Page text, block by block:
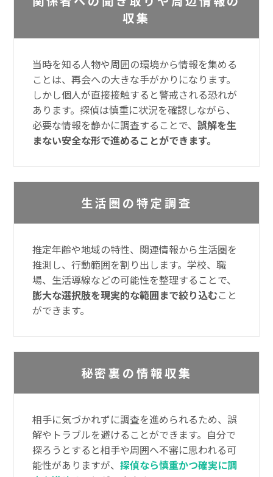
収集
当時を知る人物や周囲の環境から情報を集める
ことは、再会への大きな手がかりになります。
しかし個人が直接接触すると警戒される恐れが
あります。探偵は慎重に状況を確認しながら、
必要な情報を静かに調査することで、誤解を生
まない安全な形で進めることができます。
生活圏の特定調査
推定年齢や地域の特性、関連情報から生活圏を
推測し、行動範囲を割り出します。学校、職
場、生活導線などの可能性を整理することで、
膨大な選択肢を現実的な範囲まで絞り込むこと
ができます。
秘密裏の情報収集
相手に気づかれずに調査を進められるため、誤
解やトラブルを避けることができます。自分で
探ろうとすると相手や周囲へ不審に思われる可
能性がありますが、探偵なら慎重かつ確実に調